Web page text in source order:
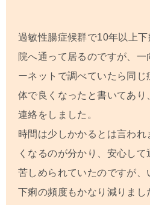
過敏性腸症候群で10年以上
院へ通って居るのですが、一
ーネットで調べていたら同
体で良くなったと書いてあ
連絡をしました。
時間は少しかかるとは言われ
くなるのが分かり、安心し
苦しめられていたのですが、
下痢の頻度もかなり減りま